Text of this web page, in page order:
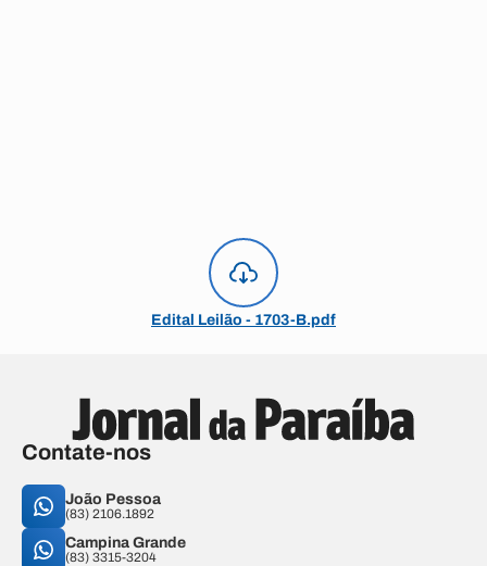
Edital Leilão - 1703-B.pdf
Contate-nos
João Pessoa
(83) 2106.1892
Campina Grande
(83) 3315-3204